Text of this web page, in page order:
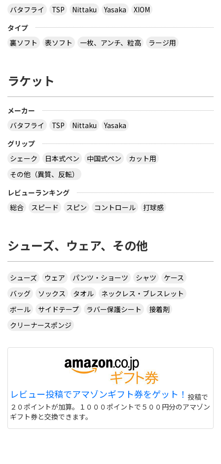
バタフライ
TSP Nittaku Yasaka
XIOM
タイプ
裏ソフト
表ソフト 一枚、アンチ、粒高 ラージ用
ラケット
メーカー
バタフライ
TSP Nittaku
Yasaka
グリップ
シェーク
日本式ペン 中国式ペン
カット用
その他（異質、反転）
レビューランキング
総合
スピード スピン コントロール 打球感
シューズ、ウェア、その他
シューズ ウェア パンツ・ショーツ シャツ
ケース
バッグ
ソックス タオル
ネックレス・ブレスレット
ボール
サイドテープ ラバー保護シート
接着剤
クリーナースポンジ
レビュー投稿でアマゾンギフト券をゲット！ 投稿で
２０ポイントが加算。１０００ポイントで５００円分のアマゾン
ギフト券と交換できます。